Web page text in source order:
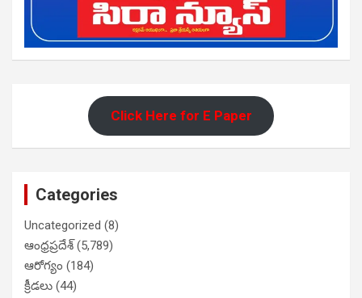
Click Here for E Paper
Categories
Uncategorized (8)
ఆంధ్రప్రదేశ్(5,789)
ఆరోగ్యం (184)
క్రీడలు (44)